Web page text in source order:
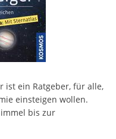
ist ein Ratgeber, für alle,
einsteigen wollen.
bis zur